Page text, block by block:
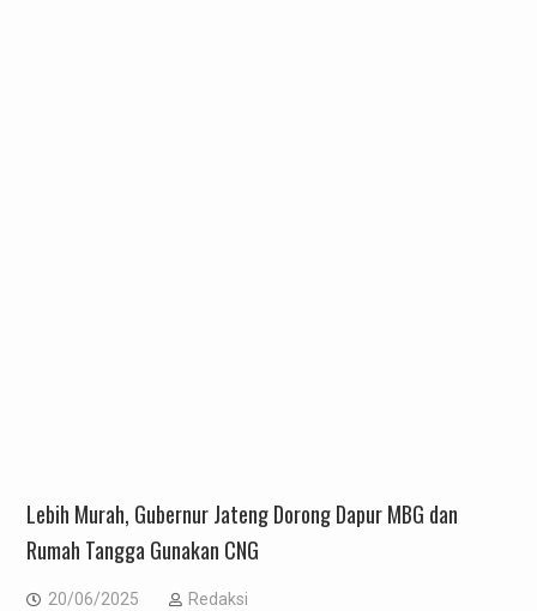
Lebih Murah, Gubernur Jateng Dorong Dapur MBG dan
Rumah Tangga Gunakan CNG
20/06/2025 Redaksi